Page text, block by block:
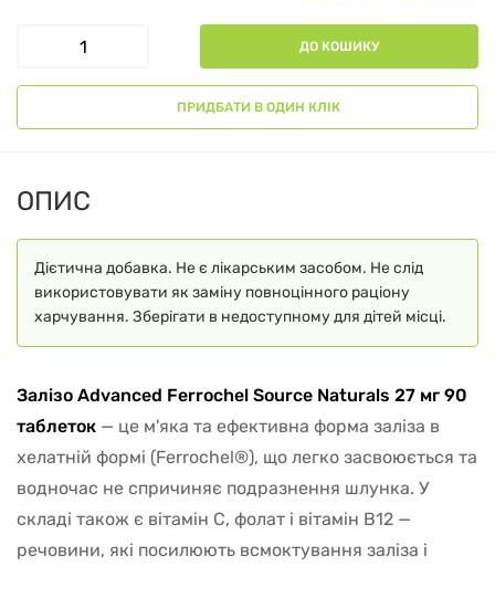
ДО КОШИКУ
ПРИДБАТИ В ОДИН КЛІК
ОПИС
Дієтична добавка. Не є лікарським засобом. Не слід
використовувати як заміну повноцінного раціону
харчування. Зберігати в недоступному для дітей місці.
Залізо Advanced Ferrochel Source Naturals 27 мг 90
таблеток — це м'яка та ефективна форма заліза в
хелатній формі (Ferrochel®), що легко засвоюється та
водночас не спричиняє подразнення шлунка. У
складі також є вітамін C, фолат і вітамін B12 —
речовини, які посилюють всмоктування заліза і